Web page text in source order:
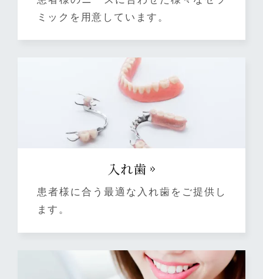
ミックを用意しています。
⼊れ⻭
患者様に合う最適な入れ歯をご提供し
ます。